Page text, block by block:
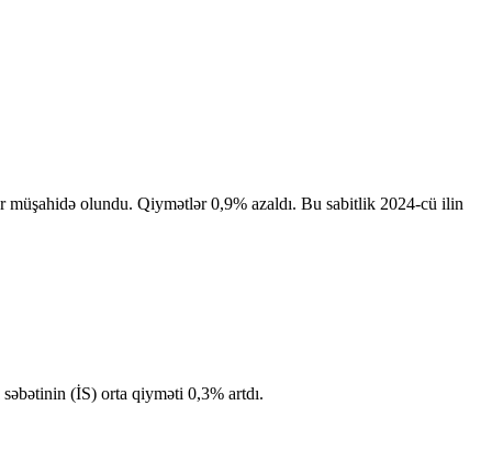
müşahidə olundu. Qiymətlər 0,9% azaldı. Bu sabitlik 2024-cü ilin
(İS) orta qiyməti 0,3% artdı.